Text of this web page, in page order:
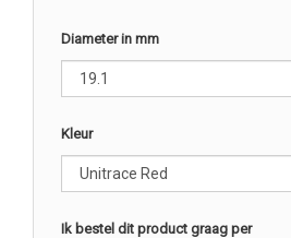
Diameter in mm
Kleur
Ik bestel dit product graag per